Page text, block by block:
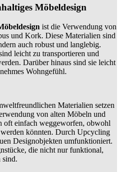
Möbeldesign
ist die Verwendung von
und Kork. Diese Materialien sind
auch robust und langlebig.
leicht zu transportieren und
Darüber hinaus sind sie leicht
Wohngefühl.
Materialien setzen
von alten Möbeln und
oft einfach weggeworfen, obwohl
könnten. Durch Upcycling
Designobjekten umfunktioniert.
die nicht nur funktional,
sind.